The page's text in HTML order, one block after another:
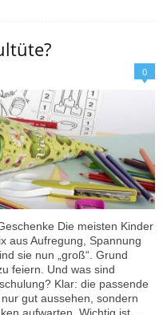
0
Die meisten Kinder
aus Aufregung, Spannung
sie nun „groß“. Grund
feiern. Und was sind
Klar: die passende
gut aussehen, sondern